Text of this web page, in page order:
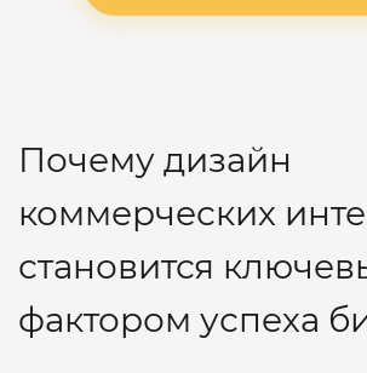
Почему дизайн
коммерческих
становится
фактором успеха